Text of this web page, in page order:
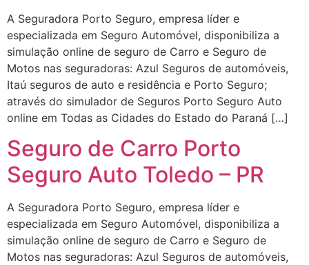
A Seguradora Porto Seguro, empresa líder e
especializada em Seguro Automóvel, disponibiliza a
simulação online de seguro de Carro e Seguro de
Motos nas seguradoras: Azul Seguros de automóveis,
Itaú seguros de auto e residência e Porto Seguro;
através do simulador de Seguros Porto Seguro Auto
online em Todas as Cidades do Estado do Paraná […]
Seguro de Carro Porto
Seguro Auto Toledo – PR
A Seguradora Porto Seguro, empresa líder e
especializada em Seguro Automóvel, disponibiliza a
simulação online de seguro de Carro e Seguro de
Motos nas seguradoras: Azul Seguros de automóveis,